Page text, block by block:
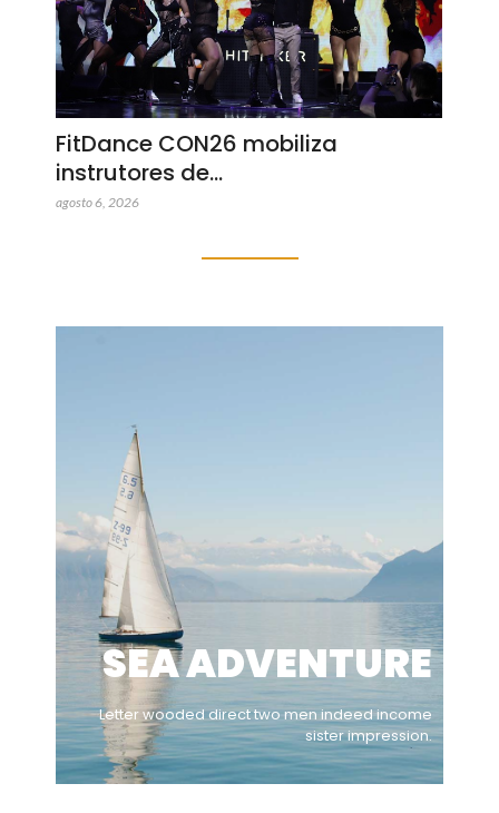
FitDance CON26 mobiliza
instrutores de…
agosto 6, 2026
SEA ADVENTURE
Letter wooded direct two men indeed income
sister impression.